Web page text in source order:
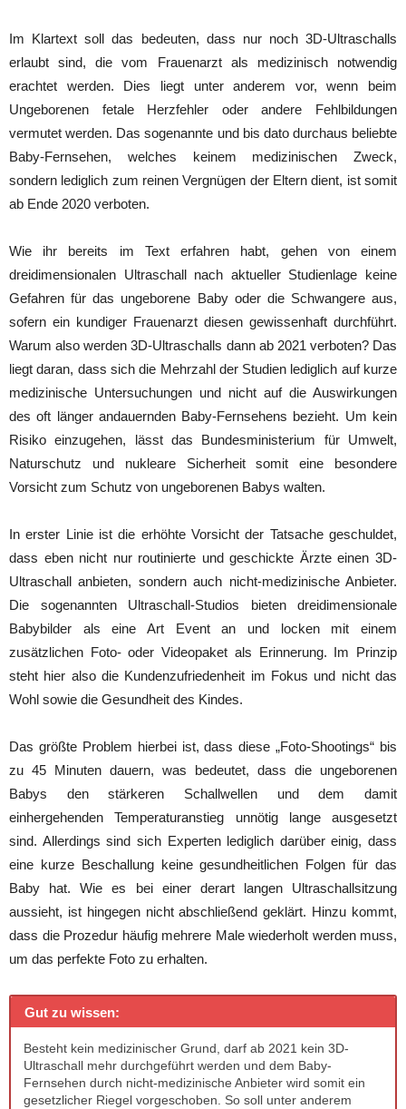
Im Klartext soll das bedeuten, dass nur noch 3D-Ultraschalls
erlaubt sind, die vom Frauenarzt als medizinisch notwendig
erachtet werden. Dies liegt unter anderem vor, wenn beim
Ungeborenen fetale Herzfehler oder andere Fehlbildungen
vermutet werden. Das sogenannte und bis dato durchaus beliebte
Baby-Fernsehen, welches keinem medizinischen Zweck,
sondern lediglich zum reinen Vergnügen der Eltern dient, ist somit
ab Ende 2020 verboten.
Wie ihr bereits im Text erfahren habt, gehen von einem
dreidimensionalen Ultraschall nach aktueller Studienlage keine
Gefahren für das ungeborene Baby oder die Schwangere aus,
sofern ein kundiger Frauenarzt diesen gewissenhaft durchführt.
Warum also werden 3D-Ultraschalls dann ab 2021 verboten? Das
liegt daran, dass sich die Mehrzahl der Studien lediglich auf kurze
medizinische Untersuchungen und nicht auf die Auswirkungen
des oft länger andauernden Baby-Fernsehens bezieht. Um kein
Risiko einzugehen, lässt das Bundesministerium für Umwelt,
Naturschutz und nukleare Sicherheit somit eine besondere
Vorsicht zum Schutz von ungeborenen Babys walten.
In erster Linie ist die erhöhte Vorsicht der Tatsache geschuldet,
dass eben nicht nur routinierte und geschickte Ärzte einen 3D-
Ultraschall anbieten, sondern auch nicht-medizinische Anbieter.
Die sogenannten Ultraschall-Studios bieten dreidimensionale
Babybilder als eine Art Event an und locken mit einem
zusätzlichen Foto- oder Videopaket als Erinnerung. Im Prinzip
steht hier also die Kundenzufriedenheit im Fokus und nicht das
Wohl sowie die Gesundheit des Kindes.
Das größte Problem hierbei ist, dass diese „Foto-Shootings“ bis
zu 45 Minuten dauern, was bedeutet, dass die ungeborenen
Babys den stärkeren Schallwellen und dem damit
einhergehenden Temperaturanstieg unnötig lange ausgesetzt
sind. Allerdings sind sich Experten lediglich darüber einig, dass
eine kurze Beschallung keine gesundheitlichen Folgen für das
Baby hat. Wie es bei einer derart langen Ultraschallsitzung
aussieht, ist hingegen nicht abschließend geklärt. Hinzu kommt,
dass die Prozedur häufig mehrere Male wiederholt werden muss,
um das perfekte Foto zu erhalten.
Gut zu wissen:
Besteht kein medizinischer Grund, darf ab 2021 kein 3D-
Ultraschall mehr durchgeführt werden und dem Baby-
Fernsehen durch nicht-medizinische Anbieter wird somit ein
gesetzlicher Riegel vorgeschoben. So soll unter anderem